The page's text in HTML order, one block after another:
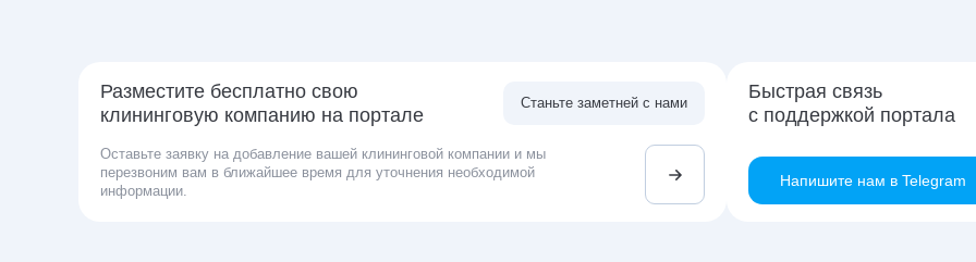
Разместите бесплатно свою
клининговую компанию на портале
Станьте заметней с нами
Оставьте заявку на добавление вашей клининговой компании и мы
перезвоним вам в ближайшее время для уточнения необходимой
информации.
Быстрая связь
с поддержкой портала
Напишите нам в Telegram